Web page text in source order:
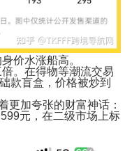
价水涨船高。
。在得物等潮流交易
款盲盒，价格被炒到
更加夸张的财富神话：
元，在二级市场上标